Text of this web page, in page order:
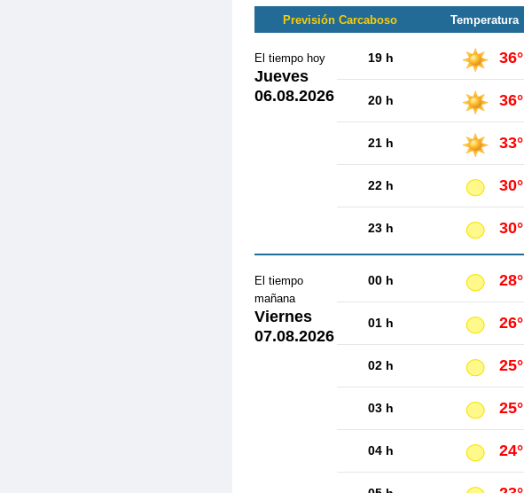
Previsión Carcaboso Temperatura
El tiempo hoy
Jueves
06.08.2026
19 h 36°
20 h 36°
21 h 33°
22 h 30°
23 h 30°
El tiempo
mañana
Viernes
07.08.2026
00 h 28°
01 h 26°
02 h 25°
03 h 25°
04 h 24°